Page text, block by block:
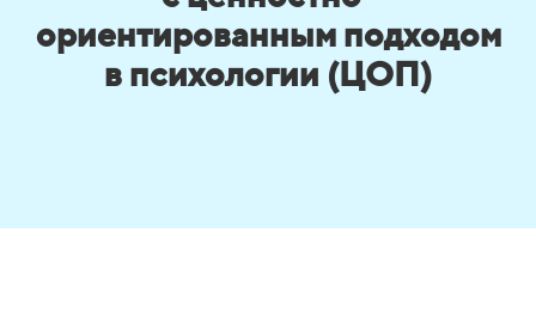
ориентированным подходом
в психологии (ЦОП)